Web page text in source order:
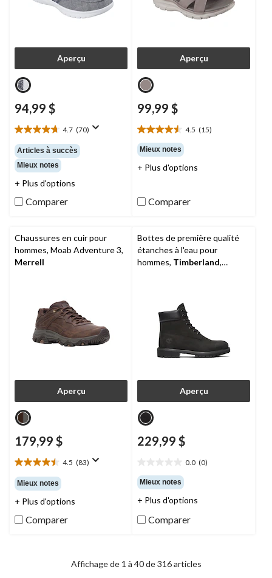
Aperçu
94,99 $
4.7 (70)
4.7
étoile(s)
sur
5.
70
Articles à succès
Mieux notes
+ Plus d'options
Comparer
Aperçu
99,99 $
4.5 (15)
4.5
étoile(s)
sur
5.
Mieux notes
+ Plus d'options
Comparer
Chaussures en cuir pour
hommes, Moab Adventure 3,
Merrell
Aperçu
179,99 $
4.5 (83)
4.5
étoile(s)
sur
5.
83
évaluations
Mieux notes
+ Plus d'options
Comparer
Bottes de première qualité
étanches à l'eau pour
hommes, Timberland,
Aperçu
229,99 $
0.0 (0)
étoile(s)
sur
5.
Mieux notes
+ Plus d'options
Comparer
Affichage de 1 à 40 de 316 articles